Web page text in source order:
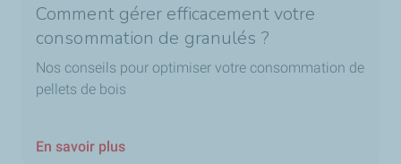
Comment gérer efficacement votre
consommation de granulés ?
Nos conseils pour optimiser votre consommation de
pellets de bois
En savoir plus